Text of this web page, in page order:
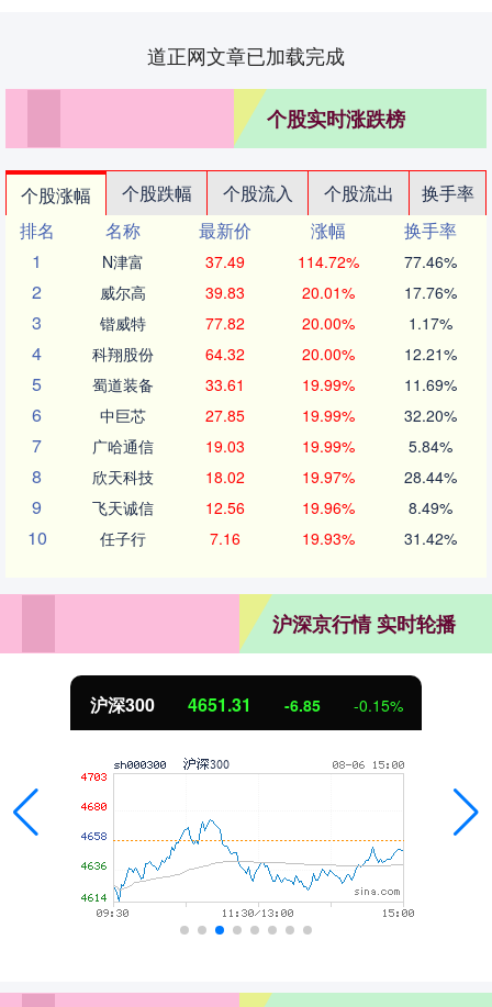
道正网文章已加载完成
个股实时涨跌榜
个股涨幅 个股跌幅 个股流入 个股流出
换手率
排名
名称 最新价 涨幅
换手率
1
N津富 37.49 114.72% 77.46%
2 威尔高 39.83 20.01% 17.76%
3 锴威特 77.82 20.00% 1.17%
4 科翔股份 64.32 20.00% 12.21%
5 蜀道装备 33.61 19.99% 11.69%
6 中巨芯 27.85 19.99% 32.20%
7 广哈通信 19.03 19.99% 5.84%
8 欣天科技 18.02 19.97% 28.44%
9 飞天诚信 12.56 19.96% 8.49%
10 任子行 7.16 19.93% 31.42%
沪深京行情 实时轮播
沪深300 4651.31 -6.85 -0.15%